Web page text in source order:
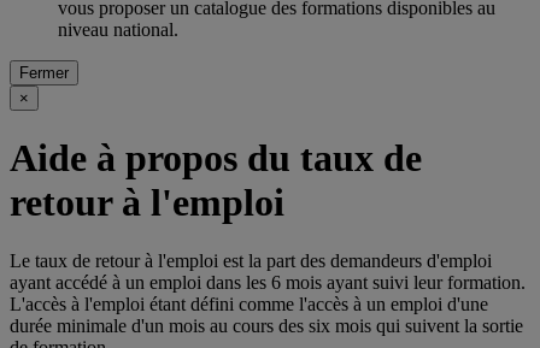
vous proposer un catalogue des formations disponibles au
niveau national.
Fermer
×
Aide à propos du taux de
retour à l'emploi
Le taux de retour à l'emploi est la part des demandeurs d'emploi
ayant accédé à un emploi dans les 6 mois ayant suivi leur formation.
L'accès à l'emploi étant défini comme l'accès à un emploi d'une
durée minimale d'un mois au cours des six mois qui suivent la sortie